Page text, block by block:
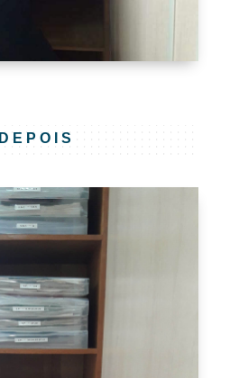
DEPOIS